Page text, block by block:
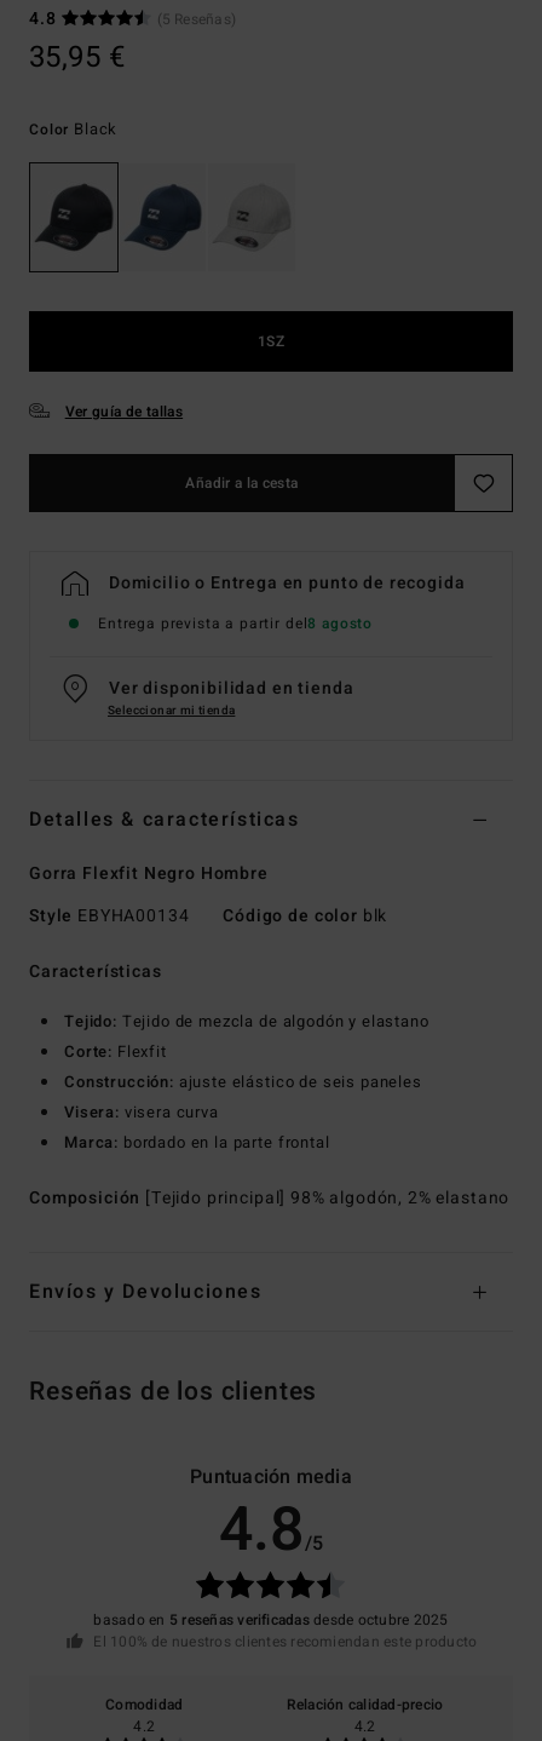
4.8
(5 Reseñas)
35,95 €
Color Black
1SZ
Ver guía de tallas
Añadir a la cesta
Domicilio o Entrega en punto de recogida
Entrega prevista a partir del8 agosto
Ver disponibilidad en tienda
Seleccionar mi tienda
Detalles & características
Gorra Flexfit Negro Hombre
Style EBYHA00134 Código de color blk
Características
Tejido: Tejido de mezcla de algodón y elastano
Corte: Flexfit
Construcción: ajuste elástico de seis paneles
Visera: visera curva
Marca: bordado en la parte frontal
Composición [Tejido principal] 98% algodón, 2% elastano
Envíos y Devoluciones
Reseñas de los clientes
Puntuación media
4.8/5
basado en 5 reseñas verificadasdesde octubre 2025
El 100% de nuestros clientes recomiendan este producto
Comodidad
4.2
Relación calidad-precio
4.2